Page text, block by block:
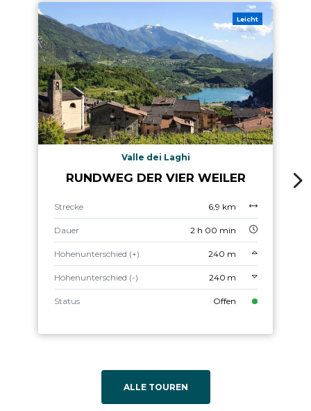
Leicht
Valle dei Laghi
RUNDWEG DER VIER WEILER
Strecke 6,9 km
Dauer 2 h 00 min
Höhenunterschied (+) 240 m
Höhenunterschied (-) 240 m
Status Offen
ALLE TOUREN